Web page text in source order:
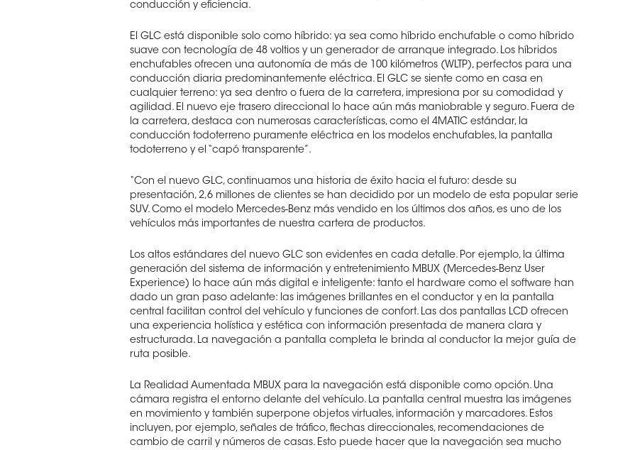
conducción y eficiencia.
El GLC está disponible solo como híbrido: ya sea como híbrido enchufable o como híbrido
suave con tecnología de 48 voltios y un generador de arranque integrado. Los híbridos
enchufables ofrecen una autonomía de más de 100 kilómetros (WLTP), perfectos para una
conducción diaria predominantemente eléctrica. El GLC se siente como en casa en
cualquier terreno: ya sea dentro o fuera de la carretera, impresiona por su comodidad y
agilidad. El nuevo eje trasero direccional lo hace aún más maniobrable y seguro. Fuera de
la carretera, destaca con numerosas características, como el 4MATIC estándar, la
conducción todoterreno puramente eléctrica en los modelos enchufables, la pantalla
todoterreno y el “capó transparente”.
“Con el nuevo GLC, continuamos una historia de éxito hacia el futuro: desde su
presentación, 2,6 millones de clientes se han decidido por un modelo de esta popular serie
SUV. Como el modelo Mercedes-Benz más vendido en los últimos dos años, es uno de los
vehículos más importantes de nuestra cartera de productos.
Los altos estándares del nuevo GLC son evidentes en cada detalle. Por ejemplo, la última
generación del sistema de información y entretenimiento MBUX (Mercedes-Benz User
Experience) lo hace aún más digital e inteligente: tanto el hardware como el software han
dado un gran paso adelante: las imágenes brillantes en el conductor y en la pantalla
central facilitan control del vehículo y funciones de confort. Las dos pantallas LCD ofrecen
una experiencia holística y estética con información presentada de manera clara y
estructurada. La navegación a pantalla completa le brinda al conductor la mejor guía de
ruta posible.
La Realidad Aumentada MBUX para la navegación está disponible como opción. Una
cámara registra el entorno delante del vehículo. La pantalla central muestra las imágenes
en movimiento y también superpone objetos virtuales, información y marcadores. Estos
incluyen, por ejemplo, señales de tráfico, flechas direccionales, recomendaciones de
cambio de carril y números de casas. Esto puede hacer que la navegación sea mucho